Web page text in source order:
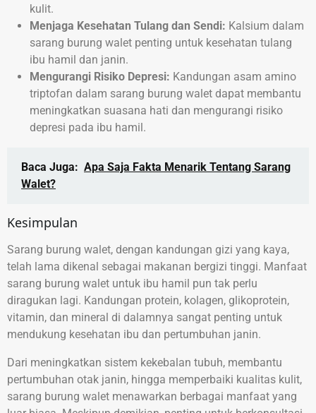
kulit.
Menjaga Kesehatan Tulang dan Sendi: Kalsium dalam
sarang burung walet penting untuk kesehatan tulang
ibu hamil dan janin.
Mengurangi Risiko Depresi: Kandungan asam amino
triptofan dalam sarang burung walet dapat membantu
meningkatkan suasana hati dan mengurangi risiko
depresi pada ibu hamil.
Baca Juga: Apa Saja Fakta Menarik Tentang Sarang
Walet?
Kesimpulan
Sarang burung walet, dengan kandungan gizi yang kaya,
telah lama dikenal sebagai makanan bergizi tinggi. Manfaat
sarang burung walet untuk ibu hamil pun tak perlu
diragukan lagi. Kandungan protein, kolagen, glikoprotein,
vitamin, dan mineral di dalamnya sangat penting untuk
mendukung kesehatan ibu dan pertumbuhan janin.
Dari meningkatkan sistem kekebalan tubuh, membantu
pertumbuhan otak janin, hingga memperbaiki kualitas kulit,
sarang burung walet menawarkan berbagai manfaat yang